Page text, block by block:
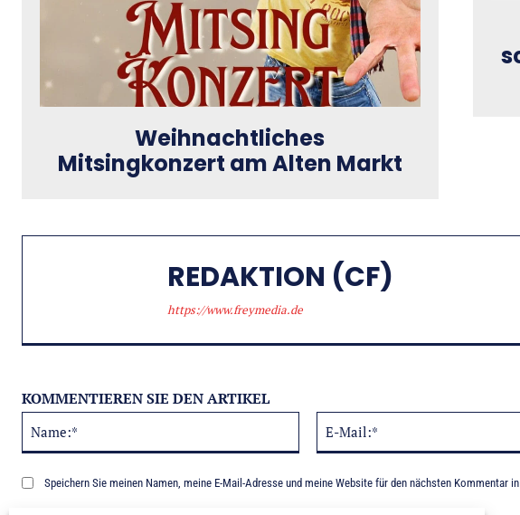
Weihnachtliches
Mitsingkonzert am Alten Markt
REDAKTION (CF)
https://www.freymedia.de
KOMMENTIEREN SIE DEN ARTIKEL
Speichern Sie meinen Namen, meine E-Mail-Adresse und meine Website für den nächsten Kommentar